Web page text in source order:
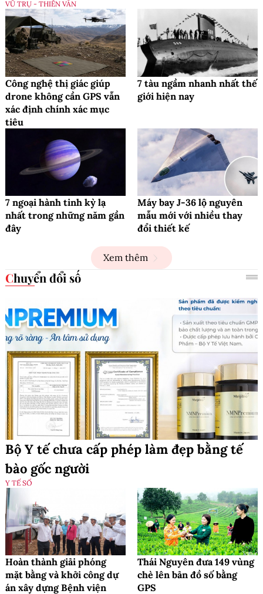
VŨ TRỤ - THIÊN VĂN
Công nghệ thị giác giúp
drone không cần GPS vẫn
xác định chính xác mục
tiêu
7 tàu ngầm nhanh nhất thế
giới hiện nay
7 ngoại hành tinh kỳ lạ
nhất trong những năm gần
đây
Máy bay J-36 lộ nguyên
mẫu mới với nhiều thay
đổi thiết kế
Xem thêm
Chuyển đổi số
Bộ Y tế chưa cấp phép làm đẹp bằng tế
bào gốc người
Y TẾ SỐ
Hoàn thành giải phóng
mặt bằng và khởi công dự
án xây dựng Bệnh viện
Thái Nguyên đưa 149 vùng
chè lên bản đồ số bằng
GPS